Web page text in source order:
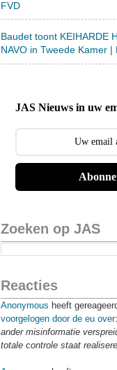
FVD
Baudet toont KEIHARDE
NAVO in Tweede Kamer |
JAS Nieuws in uw
Zoeken op JAS
Reacties
Anonymous heeft
voorgelogen door de eu over:
ander misinformatie
totale controle staat